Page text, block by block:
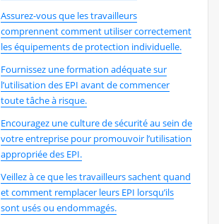
Assurez-vous que les travailleurs
comprennent comment utiliser correctement
les équipements de protection individuelle.
Fournissez une formation adéquate sur
l’utilisation des EPI avant de commencer
toute tâche à risque.
Encouragez une culture de sécurité au sein de
votre entreprise pour promouvoir l’utilisation
appropriée des EPI.
Veillez à ce que les travailleurs sachent quand
et comment remplacer leurs EPI lorsqu’ils
sont usés ou endommagés.